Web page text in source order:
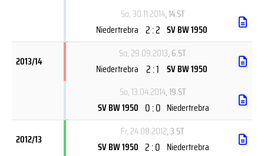
So, 30.11.2014, 14.ST
Niedertrebra 2 : 2 SV BW 1950
2013/14
So, 29.09.2013, 6.ST
Niedertrebra 2 : 1 SV BW 1950
So, 13.04.2014, 19.ST
SV BW 1950 0 : 0 Niedertrebra
2012/13
Fr, 24.08.2012, 3.ST
SV BW 1950 2 : 0 Niedertrebra